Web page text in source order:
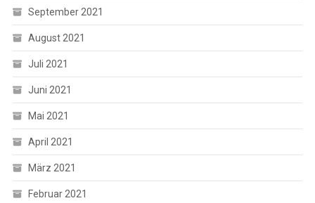
September 2021
August 2021
Juli 2021
Juni 2021
Mai 2021
April 2021
März 2021
Februar 2021